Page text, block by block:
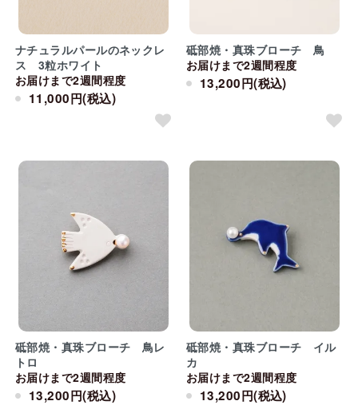
ナチュラルパールのネックレ
ス 3粒ホワイト
お届けまで2週間程度
11,000円(税込)
砥部焼・真珠ブローチ 鳥
お届けまで2週間程度
13,200円(税込)
砥部焼・真珠ブローチ 鳥レ
トロ
お届けまで2週間程度
13,200円(税込)
砥部焼・真珠ブローチ イル
カ
お届けまで2週間程度
13,200円(税込)